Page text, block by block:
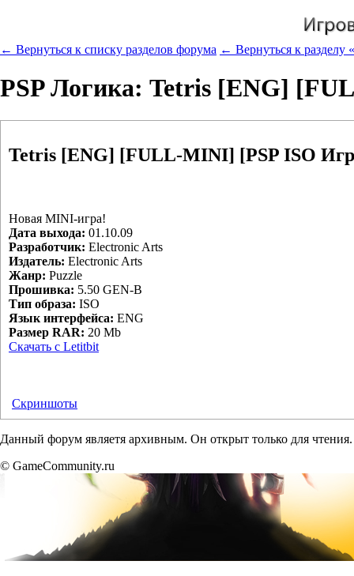
← Вернуться к списку разделов форума ← Вернуться к разделу
PSP Логика: Tetris [ENG]
Tetris [ENG] [FULL-MINI] [PSP ISO
Новая MINI-игра!
Дата выхода: 01.10.09
Разработчик: Electronic Arts
Издатель: Electronic Arts
Жанр: Puzzle
Прошивка: 5.50 GEN-B
Тип образа: ISO
Язык интерфейса: ENG
Размер RAR: 20 Mb
Скачать c Letitbit
Скриншоты
Данный форум являетя архивным. Он открыт только для чтения.
© GameCommunity.ru